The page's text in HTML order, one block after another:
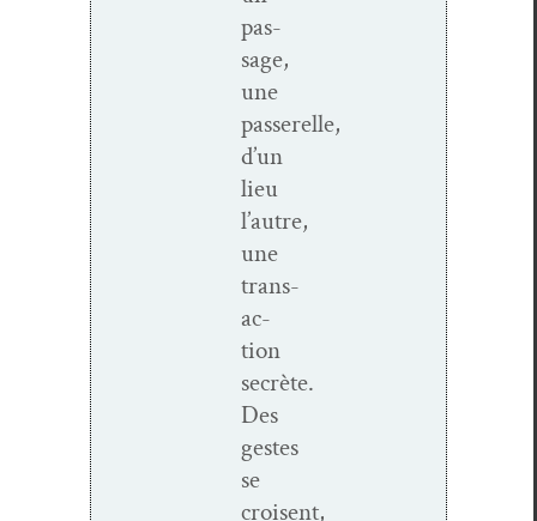
pas­
sage,
une
passerelle,
d’un
lieu
l’autre,
une
trans­
ac­
tion
secrète.
Des
gestes
se
croisent,